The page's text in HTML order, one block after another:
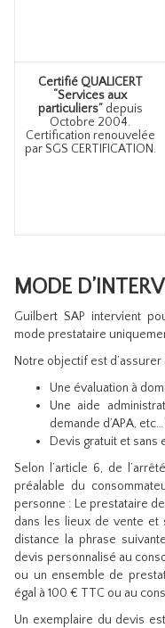
Certifié QUALICERT
“Services aux
particuliers” depuis
Octobre 2004.
Certification renouvelée
par SGS CERTIFICATION.
MODE
Guilbert SAP intervient
mode prestataire
Notre objectif est
Une évaluation à
Une aide
demande d’APA,
Devis gratuit et sans
Selon l’article 6, de
préalable du
personne : Le prestataire
dans les lieux de vente
distance la phrase
devis personnalisé au
ou un ensemble de
égal à 100 € TTC ou au
Un exemplaire du devis